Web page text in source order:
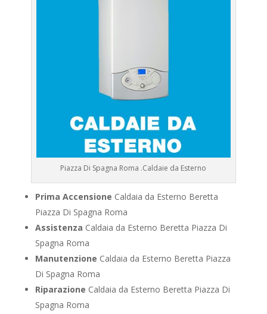
Piazza Di Spagna Roma .Caldaie da Esterno
Prima Accensione Caldaia da Esterno Beretta
Piazza Di Spagna Roma
Assistenza Caldaia da Esterno Beretta Piazza Di
Spagna Roma
Manutenzione Caldaia da Esterno Beretta Piazza
Di Spagna Roma
Riparazione Caldaia da Esterno Beretta Piazza Di
Spagna Roma